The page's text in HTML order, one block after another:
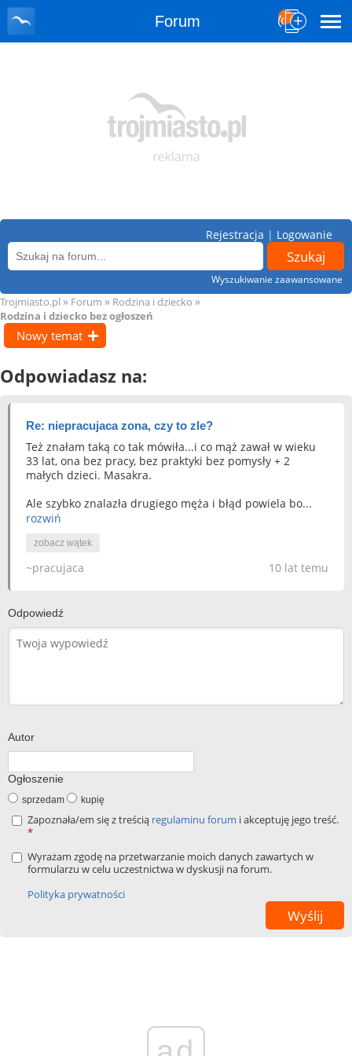
Forum
Wyszukiwanie zaawansowane
Rejestracja | Logowanie
Trojmiasto.pl » Forum » Rodzina i dziecko »
Rodzina i dziecko bez ogłoszeń
Nowy temat
Odpowiadasz na:
Re: niepracujaca zona, czy to zle?
Też znałam taką co tak mówiła...i co mąż zawał w wieku
33 lat, ona bez pracy, bez praktyki bez pomysły + 2
małych dzieci. Masakra.
Ale szybko znalazła drugiego męża i błąd powiela bo...
rozwiń
zobacz wątek
10 lat temu
~pracujaca
Odpowiedź
Autor
Ogłoszenie
sprzedam kupię
Zapoznała/em się z treścią regulaminu forum i akceptuję jego treść.
*
Wyrażam zgodę na przetwarzanie moich danych zawartych w
formularzu w celu uczestnictwa w dyskusji na forum.
Polityka prywatności